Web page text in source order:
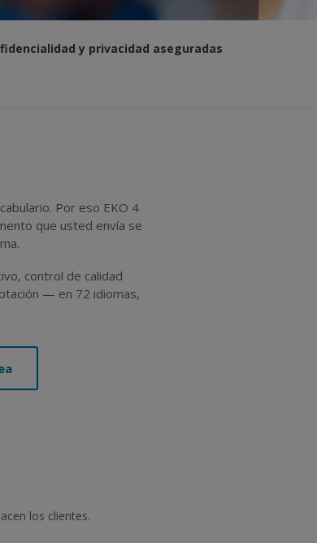
y privacidad aseguradas
Por eso EKO 4
que usted envía se
control de calidad
— en 72 idiomas,
los clientes.